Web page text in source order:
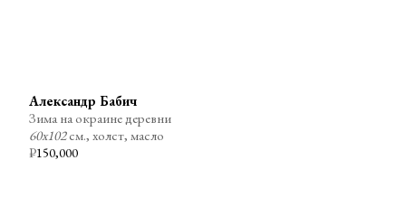
₽150,000
Александр Бабич
Зима на окраине деревни
60х102см., холст, масло